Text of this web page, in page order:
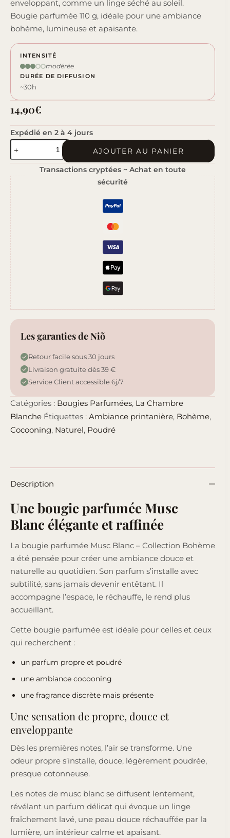
enveloppant, comme un linge séché au soleil.
Bougie parfumée 110 g, idéale pour une ambiance
bohème, lumineuse et apaisante.
INTENSITÉ
modérée
DURÉE DE DIFFUSION
~30h
14,90€
Expédié en 2 à 4 jours
de
Blanc
AJOUTER AU PANIER
Transactions cryptées ~ Achat en toute
sécurité
Les garanties de Niõ
Retour facile sous 30 jours
Livraison gratuite dès 39 €
Service Client accessible 6j/7
Catégories : Bougies Parfumées, La Chambre
Blanche Étiquettes : Ambiance printanière, Bohème,
Cocooning, Naturel, Poudré
Description
Une bougie parfumée Musc
Blanc élégante et raffinée
La bougie parfumée Musc Blanc – Collection Bohème
a été pensée pour créer une ambiance douce et
naturelle au quotidien. Son parfum s’installe avec
subtilité, sans jamais devenir entêtant. Il
accompagne l’espace, le réchauffe, le rend plus
accueillant.
Cette bougie parfumée est idéale pour celles et ceux
qui recherchent :
un parfum propre et poudré
une ambiance cocooning
une fragrance discrète mais présente
Une sensation de propre, douce et
enveloppante
Dès les premières notes, l’air se transforme. Une
odeur propre s’installe, douce, légèrement poudrée,
presque cotonneuse.
Les notes de musc blanc se diffusent lentement,
révélant un parfum délicat qui évoque un linge
fraîchement lavé, une peau douce réchauffée par la
lumière, un intérieur calme et apaisant.